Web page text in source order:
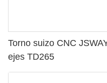
Torno suizo CNC
ejes TD265